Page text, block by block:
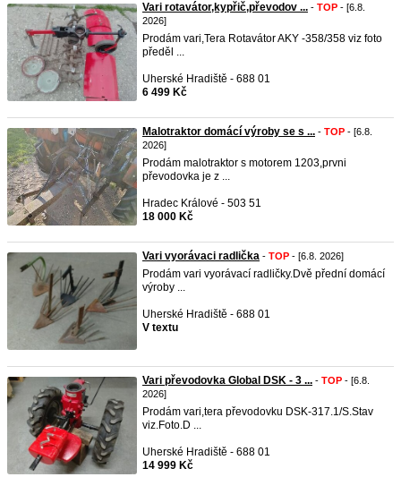
Vari rotavátor,kypřič,převodov ... - TOP - [6.8.
2026]
Prodám vari,Tera Rotavátor AKY -358/358 viz foto
předěl ...
Uherské Hradiště - 688 01
6 499 Kč
Malotraktor domácí výroby se s ... - TOP - [6.8.
2026]
Prodám malotraktor s motorem 1203,prvni
převodovka je z ...
Hradec Králové - 503 51
18 000 Kč
Vari vyorávaci radlička - TOP - [6.8. 2026]
Prodám vari vyorávací radličky.Dvě přední domácí
výroby ...
Uherské Hradiště - 688 01
V textu
Vari převodovka Global DSK - 3 ... - TOP - [6.8.
2026]
Prodám vari,tera převodovku DSK-317.1/S.Stav
viz.Foto.D ...
Uherské Hradiště - 688 01
14 999 Kč